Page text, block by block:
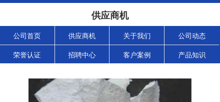
供应商机
公司首页 供应商机 关于我们 公司动态
荣誉认证 招聘中心 客户案例 产品知识